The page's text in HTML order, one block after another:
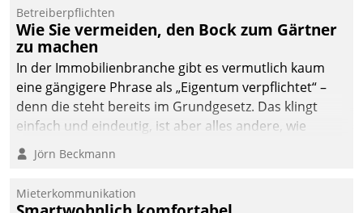
Datatrain ermöglicht
automatisiert ausgelöste,
zielgerichtete
Mieterbefragungen – eine
starke Grundlage für
intelligente,
Entscheidungen.
Betreiberpflichten
Wie Sie vermeiden, den Bock zum Gärtner
zu machen
In der Immobilienbranche gibt es vermutlich kaum
eine gängigere Phrase als „Eigentum verpflichtet“ –
denn die steht bereits im Grundgesetz. Das klingt
einfach und eindeutig, ist aber alles andere, wie
Branchenbeschäftigte wissen. Denn mit der
Verantwortung folgen Verpflichtungen.
Jörn Beckmann
Mieterkommunikation